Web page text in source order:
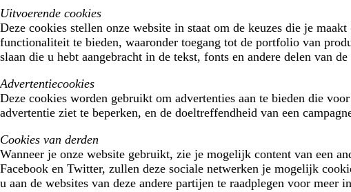
Uitvoerende cookies
Deze cookies stellen onze website in staat om de keuzes die je
functionaliteit te bieden, waaronder toegang tot de portfolio van
slaan die u hebt aangebracht in de tekst, fonts en andere delen van de
Advertentiecookies
Deze cookies worden gebruikt om advertenties aan te bieden die
advertentie ziet te beperken, en de doeltreffendheid van een
Cookies van derden
Wanneer je onze website gebruikt, zie je mogelijk content van een
Facebook en Twitter, zullen deze sociale netwerken je mogelijk
u aan de websites van deze andere partijen te raadplegen voor meer